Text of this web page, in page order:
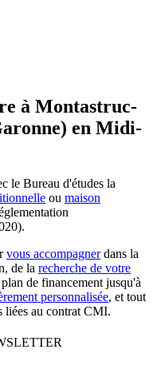
à Montastruc-
en Midi-
le Bureau d'études la
ou maison
vous accompagnerdans la
de la recherche de votre
de financement jusqu'à
personnalisée, et tout
liées au contrat CMI.